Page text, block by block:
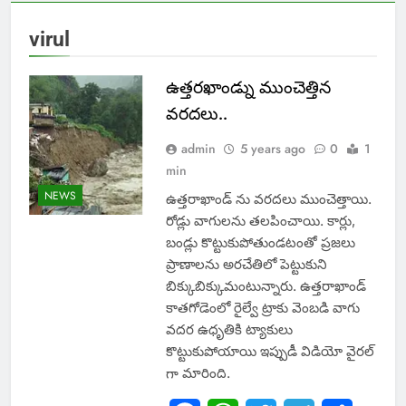
virul
NEWS
ఉత్తరఖాండ్ను ముంచెత్తిన
వరదలు..
admin 5 years ago 0
1
min
ఉత్తరాఖాండ్ ను వరదలు ముంచెత్తాయి.
రోడ్లు వాగులను తలపించాయి. కార్లు,
బండ్లు కొట్టుకుపోతుండటంతో ప్రజలు
ప్రాణాలను అరచేతిలో పెట్టుకుని
బిక్కుబిక్కుమంటున్నారు. ఉత్తరాఖాండ్
కాతగోడెంలో రైల్వే ట్రాకు వెంబడి వాగు
వదర ఉధృతికి ట్యాకులు
కొట్టుకుపోయాయి ఇప్పుడీ విడియో వైరల్
గా మారింది.